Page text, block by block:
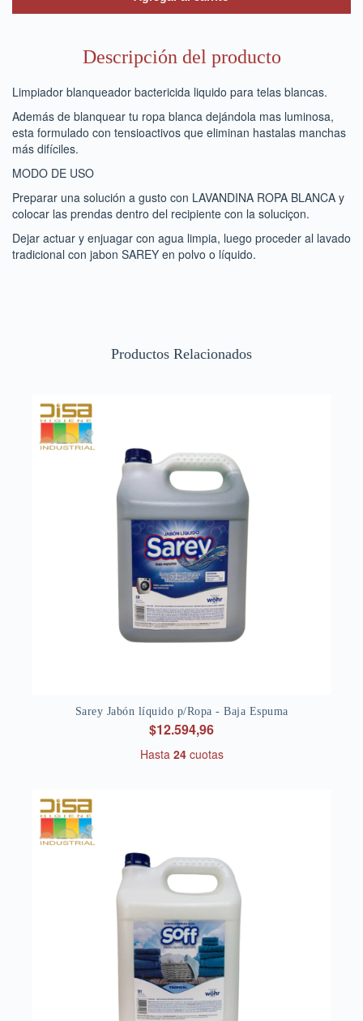
Descripción del producto
Limpiador blanqueador bactericida liquido para telas blancas.
Además de blanquear tu ropa blanca dejándola mas luminosa,
esta formulado con tensioactivos que eliminan hastalas manchas
más difíciles.
MODO DE USO
Preparar una solución a gusto con LAVANDINA ROPA BLANCA y
colocar las prendas dentro del recipiente con la soluciçon.
Dejar actuar y enjuagar con agua limpia, luego proceder al lavado
tradicional con jabon SAREY en polvo o líquido.
Productos Relacionados
Sarey Jabón líquido p/Ropa - Baja Espuma
$12.594,96
Hasta 24cuotas